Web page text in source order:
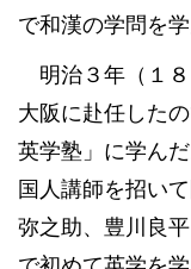
で和漢の学問を学
明治３年（１
大阪に赴任した
英学塾」に学ん
国人講師を招い
弥之助、豊川良